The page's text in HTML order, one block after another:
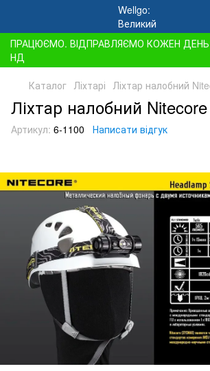
ПРАЦЮЄМО. ВІДПРАВЛЯЄМО КОЖЕН ДЕНЬ
НД
Каталог Ліхтарі Ліхтар налобний
Ліхтар налобний
Артикул: 6-1100 Написати відгук